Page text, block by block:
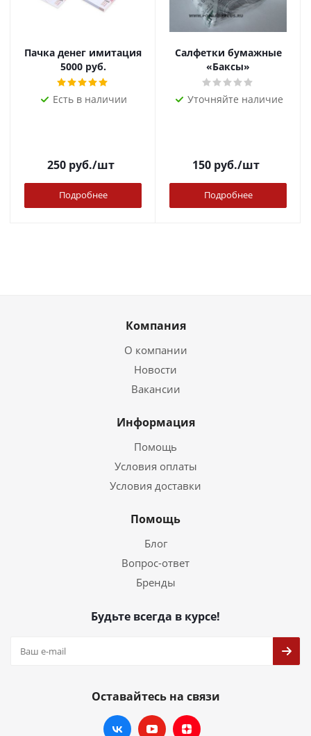
Пачка денег имитация
5000 руб.
Есть в наличии
250руб./шт
Подробнее
Салфетки бумажные
«Баксы»
Уточняйте наличие
150руб./шт
Подробнее
Компания
О компании
Новости
Вакансии
Информация
Помощь
Условия оплаты
Условия доставки
Помощь
Блог
Вопрос-ответ
Бренды
Будьте всегда в курсе!
Оставайтесь на связи